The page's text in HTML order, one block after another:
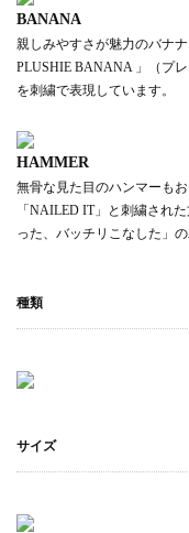
BANANA
親しみやすさが魅力のバナ
PLUSHIE BANANA 」（プ
を刺繍で表現しています。
HAMMER
無骨な見た目のハンマーも
「NAILED IT」と刺繍され
った、バッチリこなした」
種類
サイズ